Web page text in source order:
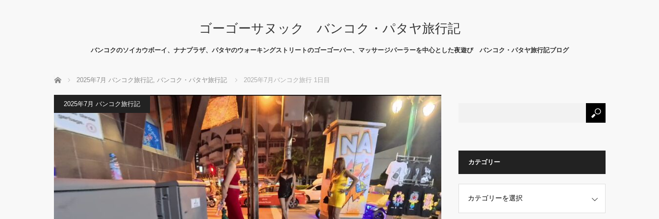
ゴーゴーサヌック バンコク・パタヤ旅行記
バンコクのソイカウボーイ、ナナプラザ、パタヤのウォーキングストリートのゴーゴーバー、マッサージパーラーを中心とした夜遊び バンコク・パタヤ旅行記ブログ
ホーム 2025年7月 バンコク旅行記, バンコク・パタヤ旅行記 2025年7月バンコク旅行 1日目
2025年7月 バンコク旅行記
カテゴリー